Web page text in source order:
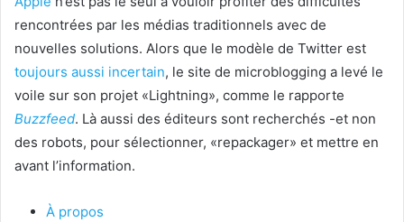
rencontrées par les médias traditionnels avec de
nouvelles solutions. Alors que le modèle de Twitter est
toujours aussi incertain, le site de microblogging a levé le
voile sur son projet «Lightning», comme le rapporte
Buzzfeed. Là aussi des éditeurs sont recherchés -et non
des robots, pour sélectionner, «repackager» et mettre en
avant l’information.
À propos